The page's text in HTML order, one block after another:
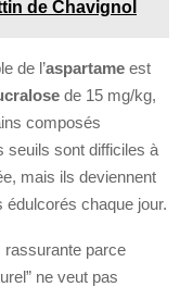
de Chavignol
de l’aspartame est
de 15 mg/kg,
composés
seuils sont difficiles à
mais ils deviennent
chaque jour.
parce
ne veut pas